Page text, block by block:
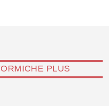
PLUS